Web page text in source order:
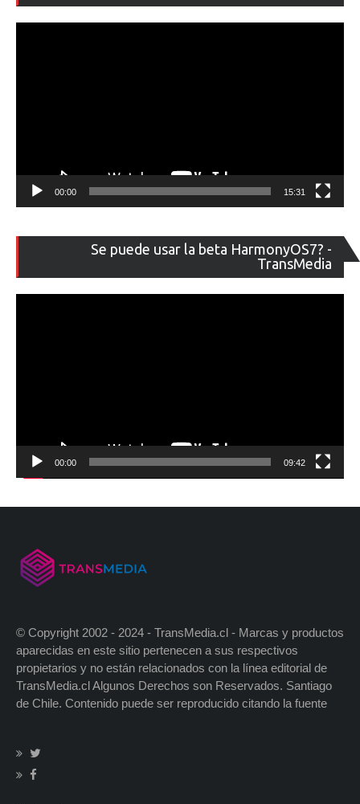
00:00 15:31
Se puede usar la beta HarmonyOS7? -
TransMedia
de
00:00 09:42
© Copyright 2002 - 2024 - TransMedia.cl - Marcas y productos
aparecidas en este sitio pertenecen a sus respectivos
propietarios y no están relacionados con la línea editorial de
TransMedia.cl Algunos Derechos son Reservados. Santiago
de Chile. Contenido puede ser reproducido citando la fuente